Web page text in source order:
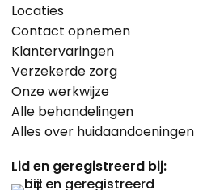
Locaties
Contact opnemen
Klantervaringen
Verzekerde zorg
Onze werkwijze
Alle behandelingen
Alles over huidaandoeningen
Lid en geregistreerd bij: